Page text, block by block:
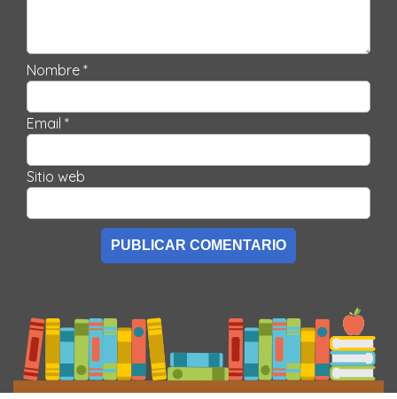
Nombre *
Email *
Sitio web